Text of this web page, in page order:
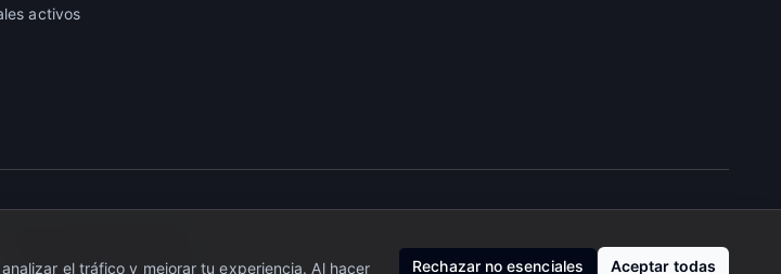
activos
el tráfico y mejorar tu experiencia. Al hacer
Rechazar no esenciales Aceptar todas